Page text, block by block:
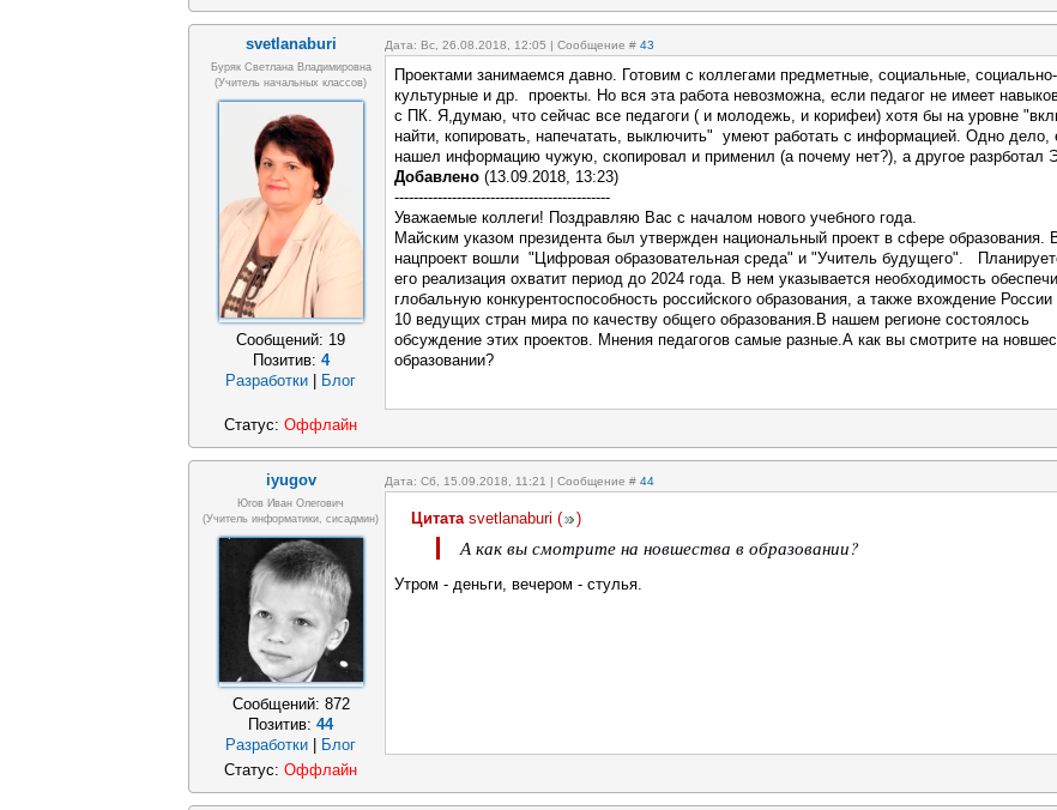
svetlanaburi Дата: Вс, 26.08.2018, 12:05 | Сообщение # 43
Буряк Светлана Владимировна
(учитель начальных классов)
Сообщений: 19
Позитив: 4
Разработки
Блог
Проектами занимаемся давно. Готовим с коллегами предметные, социальные, социально-
культурные и др. проекты. Но вся эта работа невозможна, если педагог не имеет
с ПК. Я,думаю, что сейчас все педагоги ( и молодежь, и корифеи) хотя бы на уровне
найти, копировать, напечатать, выключить" умеют работать с информацией. Одно дело,
нашел информацию чужую, скопировал и применил (а почему нет?), а другое разрботал
Добавлено (13.09.2018, 13:23)
---------------------------------------------
Уважаемые коллеги! Поздравляю Вас с началом нового учебного года.
Майским указом президента был утвержден национальный проект в сфере образования.
нацпроект вошли "Цифровая образовательная среда" и "Учитель будущего".
его реализация охватит период до 2024 года. В нем указывается необходимость
глобальную конкурентоспособность российского образования, а также вхождение
10 ведущих стран мира по качеству общего образования.В нашем регионе состоялось
обсуждение этих проектов. Мнения педагогов самые разные.А как вы смотрите на
образовании?
Статус: Оффлайн
iyugov Дата: Сб, 15.09.2018, 11:21 | Сообщение # 44
Югов Иван Олегович
(Учитель информатики, сисадмин)
Сообщений: 872
Позитив: 44
Разработки
Блог
Цитата svetlanaburi ( )
А как вы смотрите на новшества в образовании?
Утром - деньги, вечером - стулья.
Статус: Оффлайн